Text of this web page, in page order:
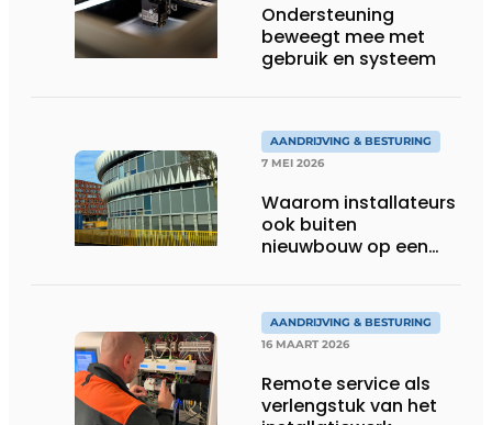
Ondersteuning
beweegt mee met
gebruik en systeem
AANDRIJVING & BESTURING
7 MEI 2026
Waarom installateurs
ook buiten
nieuwbouw op een
AANDRIJVING & BESTURING
16 MAART 2026
Remote service als
verlengstuk van het